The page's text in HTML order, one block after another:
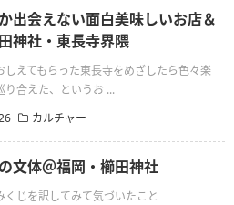
出会えない面白美味しいお店＆
神社・東長寺界隈
しえてもらった東長寺をめざしたら色々楽
り合えた、というお ...
カルチャー
文体＠福岡・櫛田神社
くじを訳してみて気づいたこと